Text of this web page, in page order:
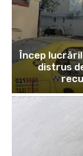
Încep
distrus